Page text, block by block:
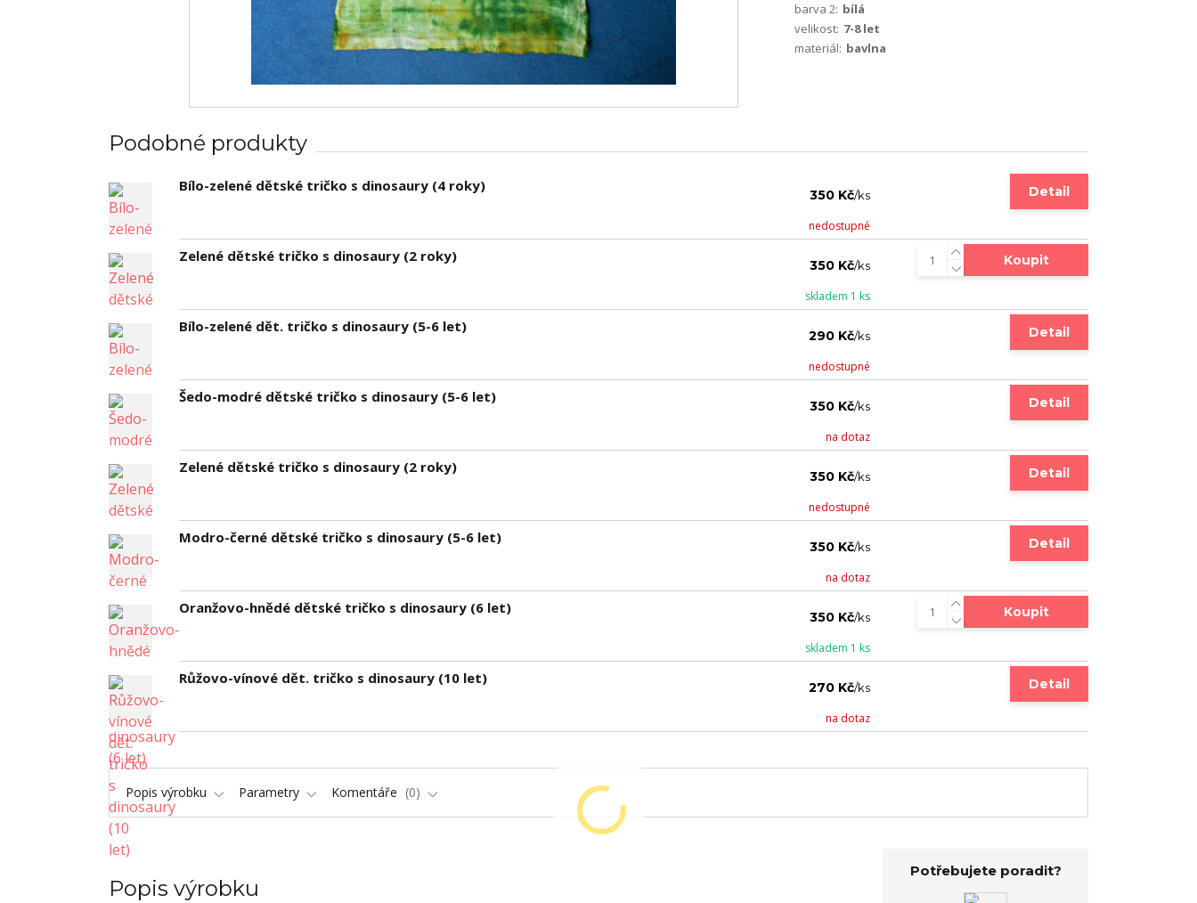
barva 2: bílá
velikost: 7-8 let
materiál: bavlna
Podobné produkty
Bílo-zelené dětské tričko s dinosaury (4 roky)
350 Kč/ks
nedostupné
Detail
Zelené dětské tričko s dinosaury (2 roky)
350 Kč/ks
skladem 1 ks
Koupit
Bílo-zelené dět. tričko s dinosaury (5-6 let)
290 Kč/ks
nedostupné
Detail
Šedo-modré dětské tričko s dinosaury (5-6 let)
350 Kč/ks
na dotaz
Detail
Zelené dětské tričko s dinosaury (2 roky)
350 Kč/ks
nedostupné
Detail
Modro-černé dětské tričko s dinosaury (5-6 let)
350 Kč/ks
na dotaz
Detail
Oranžovo-hnědé dětské tričko s dinosaury (6 let)
350 Kč/ks
skladem 1 ks
Koupit
Růžovo-vínové dět. tričko s dinosaury (10 let)
270 Kč/ks
na dotaz
Detail
Popis výrobku Parametry Komentáře 0
Popis výrobku
Potřebujete poradit?